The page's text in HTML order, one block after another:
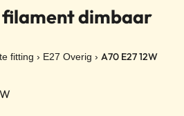
filament dimbaar
fitting › E27 Overig › A70 E27 12W